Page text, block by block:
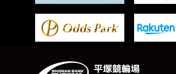
平塚競輪場